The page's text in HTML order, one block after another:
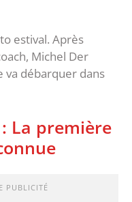
estival. Après
Michel Der
va débarquer dans
La première
PUBLICITÉ